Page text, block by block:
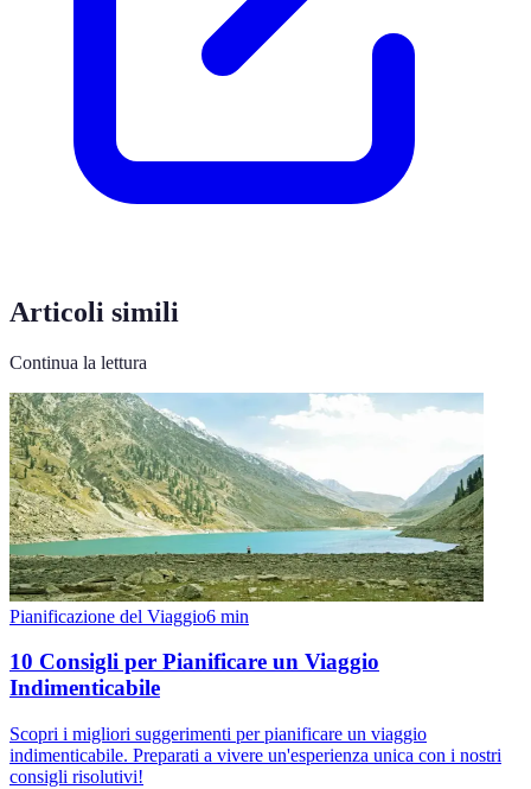
Articoli simili
Continua la lettura
Pianificazione del Viaggio6 min
10 Consigli per Pianificare un Viaggio
Indimenticabile
Scopri i migliori suggerimenti per pianificare un viaggio
indimenticabile. Preparati a vivere un'esperienza unica con i nostri
consigli risolutivi!